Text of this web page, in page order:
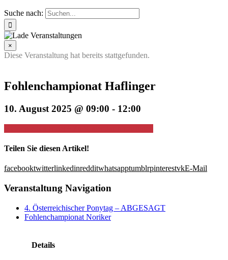
Suche nach:
×
Diese Veranstaltung hat bereits stattgefunden.
Fohlenchampionat Haflinger
10. August 2025 @ 09:00 - 12:00
Teilen Sie diesen Artikel!
facebooktwitterlinkedinredditwhatsapptumblrpinterestvkE-Mail
Veranstaltung Navigation
4. Österreichischer Ponytag – ABGESAGT
Fohlenchampionat Noriker
Details